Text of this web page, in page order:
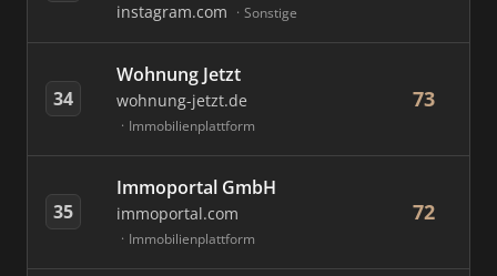
instagram.com Sonstige
34
Wohnung Jetzt
wohnung-jetzt.de
Immobilienplattform
73
35
Immoportal GmbH
immoportal.com
Immobilienplattform
72